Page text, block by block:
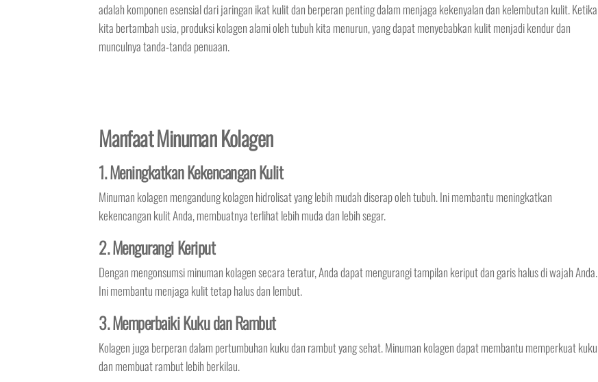
adalah komponen esensial dari jaringan ikat kulit dan berperan penting dalam menjaga kekenyalan dan kelembutan kulit. Ketika
kita bertambah usia, produksi kolagen alami oleh tubuh kita menurun, yang dapat menyebabkan kulit menjadi kendur dan
munculnya tanda-tanda penuaan.
Manfaat Minuman Kolagen
1. Meningkatkan Kekencangan Kulit
Minuman kolagen mengandung kolagen hidrolisat yang lebih mudah diserap oleh tubuh. Ini membantu meningkatkan
kekencangan kulit Anda, membuatnya terlihat lebih muda dan lebih segar.
2. Mengurangi Keriput
Dengan mengonsumsi minuman kolagen secara teratur, Anda dapat mengurangi tampilan keriput dan garis halus di wajah Anda.
Ini membantu menjaga kulit tetap halus dan lembut.
3. Memperbaiki Kuku dan Rambut
Kolagen juga berperan dalam pertumbuhan kuku dan rambut yang sehat. Minuman kolagen dapat membantu memperkuat kuku
dan membuat rambut lebih berkilau.